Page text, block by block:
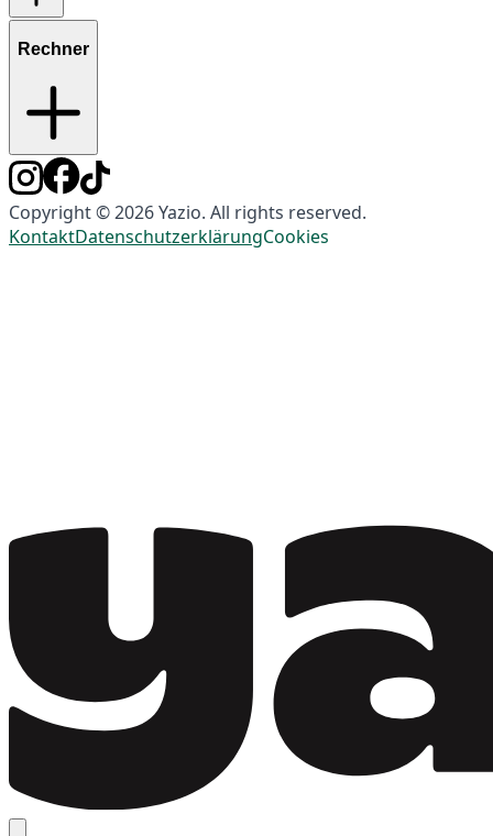
Rechner
Copyright © 2026 Yazio. All rights reserved.
KontaktDatenschutzerklärungCookies